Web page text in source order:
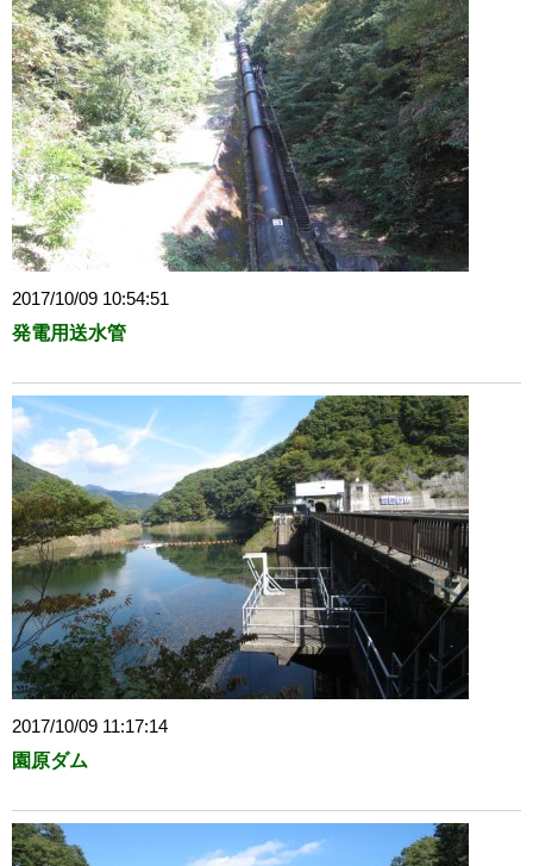
2017/10/09 10:54:51
発電用送水管
2017/10/09 11:17:14
園原ダム